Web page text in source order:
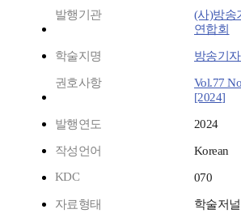
발행기관
(사)방송
연합회
학술지명 방송기자
권호사항
Vol.77
[2024]
발행연도 2024
작성언어
Korean
KDC
070
자료형태 학술저널